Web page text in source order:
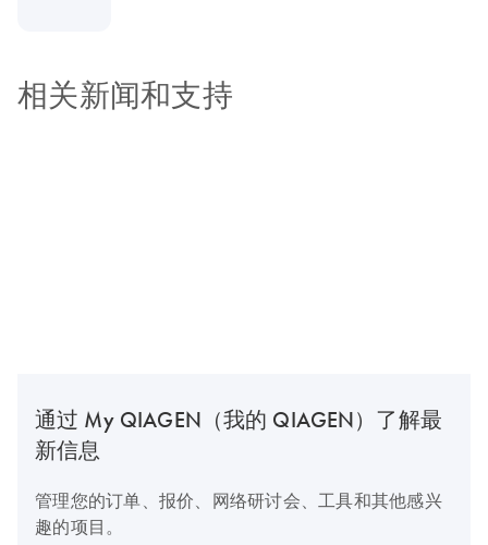
相关新闻和支持
通过 My QIAGEN（我的 QIAGEN）了解最
新信息
管理您的订单、报价、网络研讨会、工具和其他感兴
趣的项目。